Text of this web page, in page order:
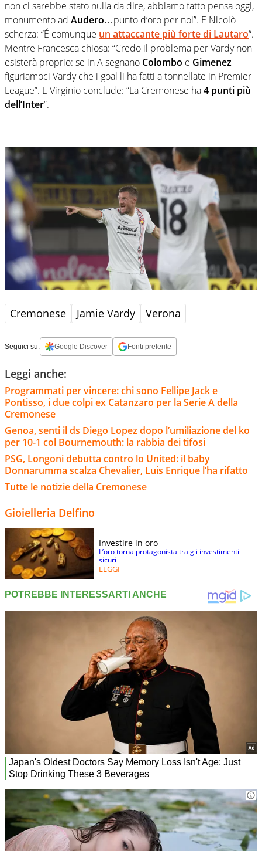
non ci sarebbe stato nulla da dire, abbiamo fatto pensa oggi,
monumento ad Audero…punto d’oro per noi”. E Nicolò
scherza: “É comunque un attaccante più forte di Lautaro“.
Mentre Francesca chiosa: “Credo il problema per Vardy non
esisterà proprio: se in A segnano Colombo e Gimenez
figuriamoci Vardy che i goal li ha fatti a tonnellate in Premier
League”. E Virginio conclude: “La Cremonese ha4 punti più
dell’Inter“.
Cremonese Jamie Vardy Verona
Seguici su: Google Discover Fonti preferite
Leggi anche:
Programmati per vincere: chi sono Fellipe Jack e
Pontisso, i due colpi ex Catanzaro per la Serie A della
Cremonese
Genoa, senti il ds Diego Lopez dopo l’umiliazione del ko
per 10-1 col Bournemouth: la rabbia dei tifosi
PSG, Longoni debutta contro lo United: il baby
Donnarumma scalza Chevalier, Luis Enrique l’ha rifatto
Tutte le notizie della Cremonese
Gioielleria Delfino
Investire in oro
L’oro torna protagonista tra gli investimenti
sicuri
LEGGI